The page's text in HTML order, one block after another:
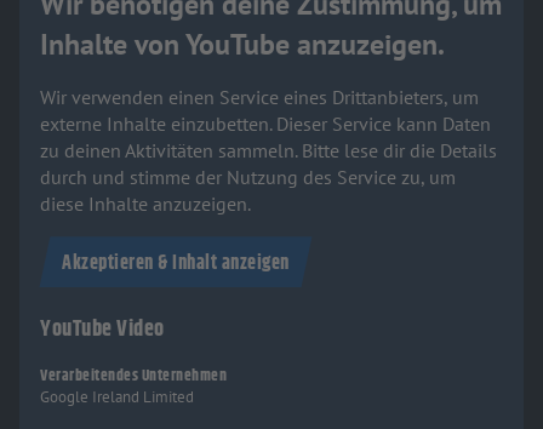
Inhalte von YouTube anzuzeigen.
Wir verwenden einen Service eines Drittanbieters, um
externe Inhalte einzubetten. Dieser Service kann Daten
zu deinen Aktivitäten sammeln. Bitte lese dir die Details
durch und stimme der Nutzung des Service zu, um
diese Inhalte anzuzeigen.
Akzeptieren & Inhalt anzeigen
YouTube Video
Verarbeitendes Unternehmen
Google Ireland Limited